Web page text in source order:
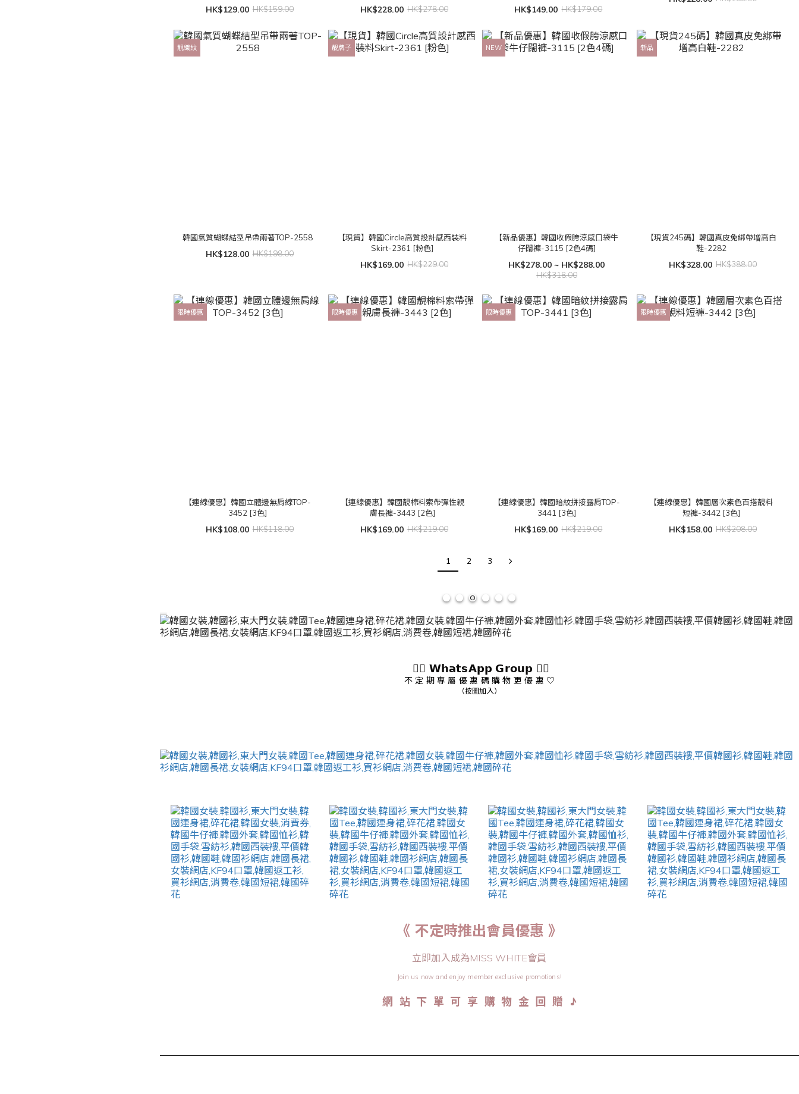
HK$129.00 HK$159.00 HK$228.00 HK$278.00 HK$149.00 HK$179.00
靚織紋
韓國氣質蝴蝶結型吊帶兩著TOP-2558
HK$128.00 HK$198.00
靚牌子
【現貨】韓國Circle高質設計感西裝料
Skirt-2361 [粉色]
HK$169.00 HK$229.00
NEW
【新品優惠】韓國收假胯涼感口袋牛
仔闊褲-3115 [2色4碼]
HK$278.00 ~ HK$288.00
HK$318.00
新品
【現貨245碼】韓國真皮免綁帶增高白
鞋-2282
HK$328.00 HK$388.00
限時優惠
【連線優惠】韓國立體邊無肩線TOP-
3452 [3色]
HK$108.00 HK$118.00
限時優惠
【連線優惠】韓國靚棉料索帶彈性親
膚長褲-3443 [2色]
HK$169.00 HK$219.00
限時優惠
【連線優惠】韓國暗紋拼接露肩TOP-
3441 [3色]
HK$169.00 HK$219.00
限時優惠
【連線優惠】韓國層次素色百搭靚料
短褲-3442 [3色]
HK$158.00 HK$208.00
1 2 3
👇🏻 𝗪𝗵𝗮𝘁𝘀𝗔𝗽𝗽 𝗚𝗿𝗼𝘂𝗽 👇🏻
不 定 期 專 屬 優 惠 碼 購 物 更 優 惠 ♡
（按圖加入）
《 不定時推出會員優惠 》
立即加入成為MISS WHITE會員
Join us now and enjoy member exclusive promotions!
網 站 下 單 可 享 購 物 金 回 贈 ♪